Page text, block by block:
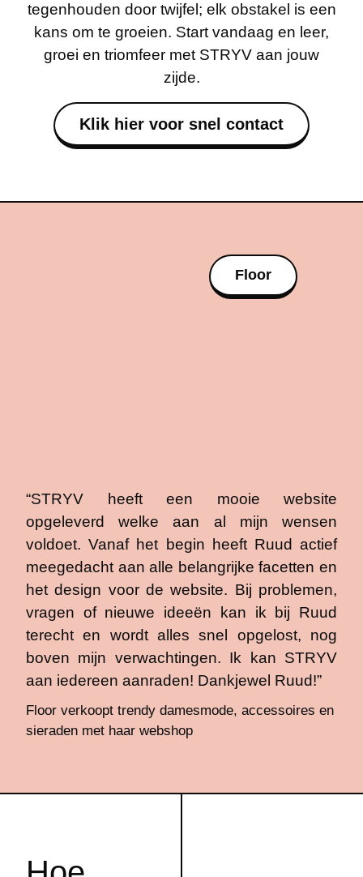
tegenhouden door twijfel; elk obstakel is een
kans om te groeien. Start vandaag en leer,
groei en triomfeer met STRYV aan jouw
zijde.
Klik hier voor snel contact
“STRYV heeft een mooie website
opgeleverd welke aan al mijn wensen
voldoet. Vanaf het begin heeft Ruud actief
meegedacht aan alle belangrijke facetten en
het design voor de website. Bij problemen,
vragen of nieuwe ideeën kan ik bij Ruud
terecht en wordt alles snel opgelost, nog
boven mijn verwachtingen. Ik kan STRYV
aan iedereen aanraden! Dankjewel Ruud!”
Floor verkoopt trendy damesmode, accessoires en
sieraden met haar webshop
Floor